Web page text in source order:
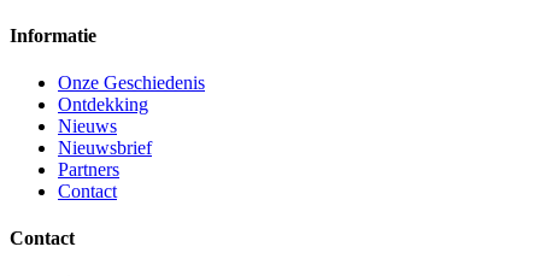
Informatie
Onze Geschiedenis
Ontdekking
Nieuws
Nieuwsbrief
Partners
Contact
Contact